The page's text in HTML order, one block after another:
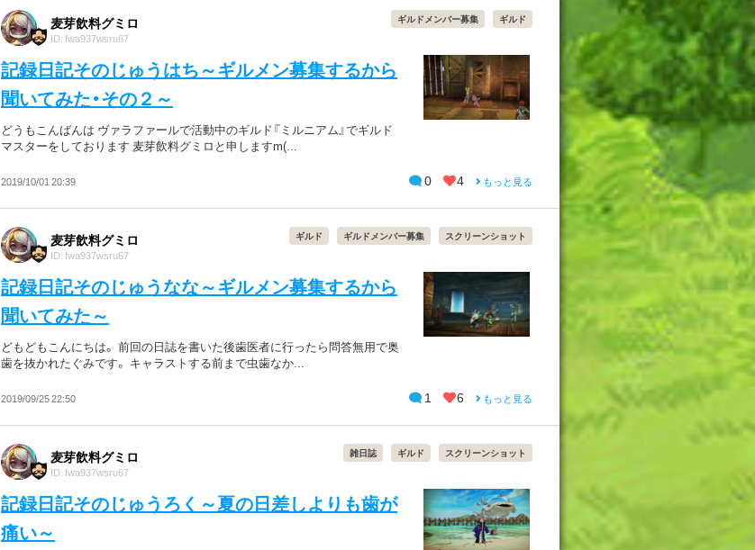
麦芽飲料グミロ
ID: fwa937wsru67
ギルドメンバー募集 ギルド
記録日記そのじゅうはち～ギルメン募集するから
聞いてみた・その２～
どうもこんばんは ヴァラファールで活動中のギルド『ミルニアム』でギルド
マスターをしております 麦芽飲料グミロと申しますm(...
2019/10/01 20:39 0 4 もっと見る
麦芽飲料グミロ
ID: fwa937wsru67
ギルド ギルドメンバー募集 スクリーンショット
記録日記そのじゅうなな～ギルメン募集するから
聞いてみた～
どもどもこんにちは。 前回の日誌を書いた後歯医者に行ったら問答無用で奥
歯を抜かれたぐみです。 キャラストする前まで虫歯なか...
2019/09/25 22:50 1 6 もっと見る
麦芽飲料グミロ
ID: fwa937wsru67
雑日誌 ギルド スクリーンショット
記録日記そのじゅうろく～夏の日差しよりも歯が
痛い～